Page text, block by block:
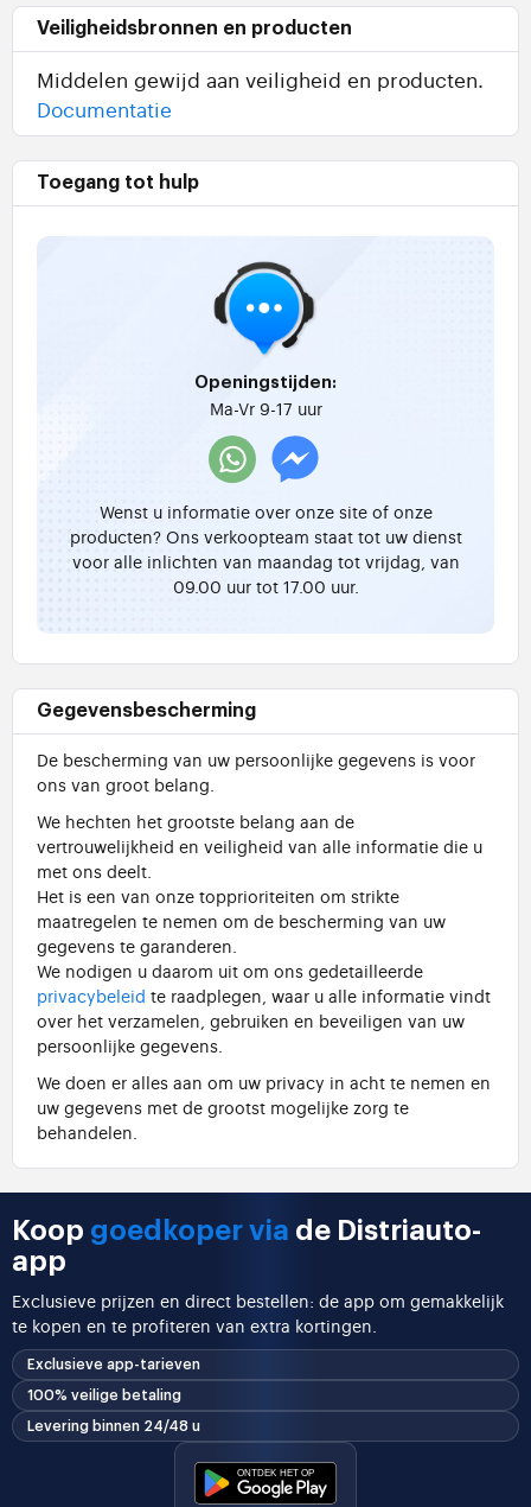
Veiligheidsbronnen en producten
Middelen gewijd aan veiligheid en producten.
Documentatie
Toegang tot hulp
Openingstijden:
Ma-Vr 9-17 uur
Wenst u informatie over onze site of onze
producten? Ons verkoopteam staat tot uw dienst
voor alle inlichten van maandag tot vrijdag, van
09.00 uur tot 17.00 uur.
Gegevensbescherming
De bescherming van uw persoonlijke gegevens is voor
ons van groot belang.
We hechten het grootste belang aan de
vertrouwelijkheid en veiligheid van alle informatie die u
met ons deelt.
Het is een van onze topprioriteiten om strikte
maatregelen te nemen om de bescherming van uw
gegevens te garanderen.
We nodigen u daarom uit om ons gedetailleerde
privacybeleid te raadplegen, waar u alle informatie vindt
over het verzamelen, gebruiken en beveiligen van uw
persoonlijke gegevens.
We doen er alles aan om uw privacy in acht te nemen en
uw gegevens met de grootst mogelijke zorg te
behandelen.
Koop goedkoper via de Distriauto-
app
Exclusieve prijzen en direct bestellen: de app om gemakkelijk
te kopen en te profiteren van extra kortingen.
Exclusieve app-tarieven
100% veilige betaling
Levering binnen 24/48 u